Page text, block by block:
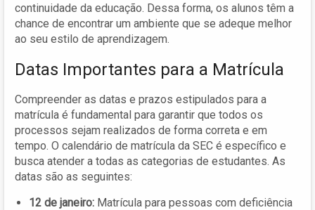
continuidade da educação. Dessa forma, os alunos têm a
chance de encontrar um ambiente que se adeque melhor
ao seu estilo de aprendizagem.
Datas Importantes para a Matrícula
Compreender as datas e prazos estipulados para a
matrícula é fundamental para garantir que todos os
processos sejam realizados de forma correta e em
tempo. O calendário de matrícula da SEC é específico e
busca atender a todas as categorias de estudantes. As
datas são as seguintes:
12 de janeiro: Matrícula para pessoas com deficiência